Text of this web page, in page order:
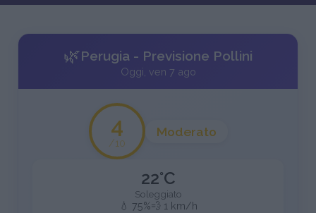
🌿Perugia - Previsione Pollini
Oggi, ven 7 ago
4
/10
Moderato
22°C
Soleggiato
💧 75%💨 1 km/h